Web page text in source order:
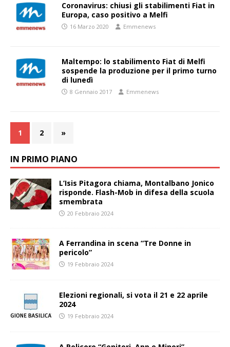
Coronavirus: chiusi gli stabilimenti Fiat in
Europa, caso positivo a Melfi
16 Marzo 2020 Emmenews
Maltempo: lo stabilimento Fiat di Melfi
sospende la produzione per il primo turno
di lunedì
8 Gennaio 2017 Emmenews
1 2 »
IN PRIMO PIANO
L’Isis Pitagora chiama, Montalbano Jonico
risponde. Flash-Mob in difesa della scuola
smembrata
20 Febbraio 2024
A Ferrandina in scena “Tre Donne in
pericolo”
19 Febbraio 2024
Elezioni regionali, si vota il 21 e 22 aprile
2024
19 Febbraio 2024